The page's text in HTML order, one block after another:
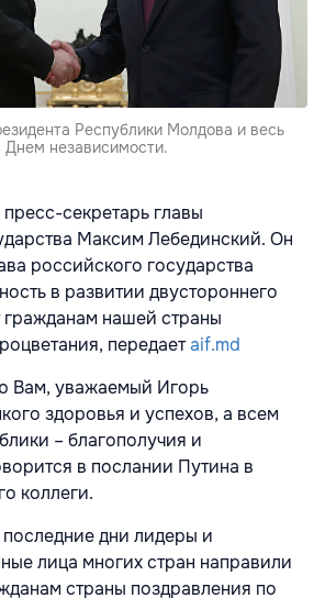
Республики Молдова и весь
Днем независимости.
секретарь главы
Максим Лебединский. Он
российского государства
в развитии двустороннего
гражданам нашей страны
передаетaif.md
Вам, уважаемый Игорь
здоровья и успехов, а всем
– благополучия и
в послании Путина в
коллеги.
дни лидеры и
лица многих стран направили
страны поздравления по